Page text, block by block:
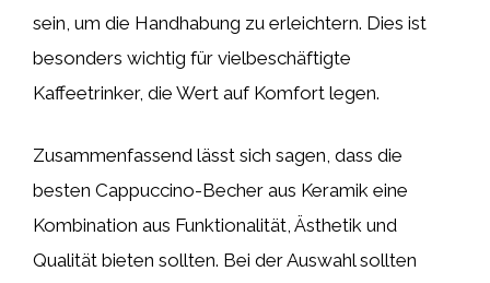
sein, um die Handhabung zu erleichtern. Dies ist
besonders wichtig für vielbeschäftigte
Kaffeetrinker, die Wert auf Komfort legen.
Zusammenfassend lässt sich sagen, dass die
besten Cappuccino-Becher aus Keramik eine
Kombination aus Funktionalität, Ästhetik und
Qualität bieten sollten. Bei der Auswahl sollten